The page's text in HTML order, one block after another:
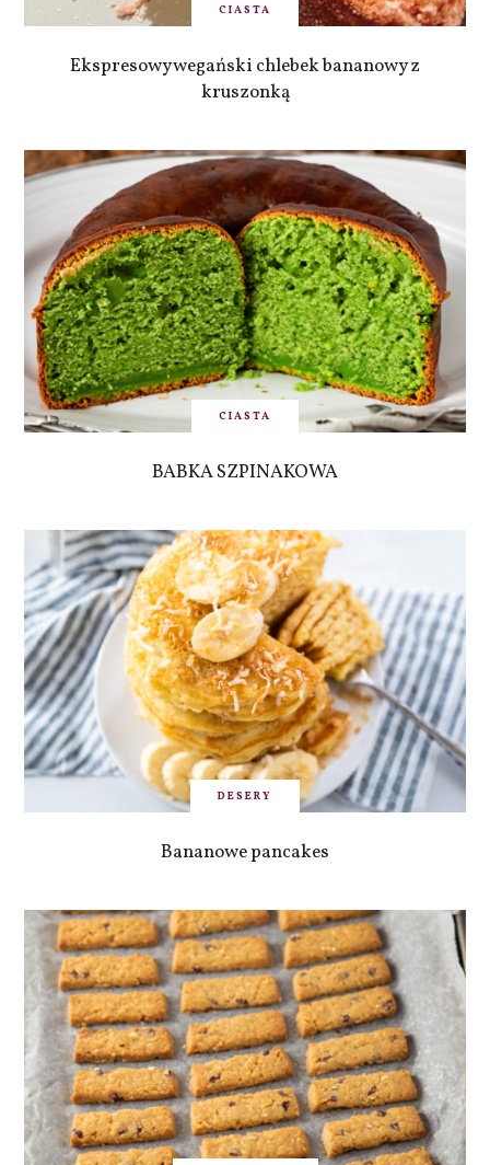
CIASTA
Ekspresowy wegański chlebek bananowy z
kruszonką
CIASTA
BABKA SZPINAKOWA
DESERY
Bananowe pancakes